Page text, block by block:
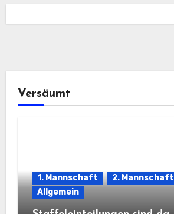
Versäumt
1. Mannschaft
2. Mannschaft
Allgemein